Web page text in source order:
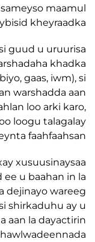
ah, u sameyso
u qaybisid
ayaa si guud u
ee warshadaha
biyo, gaas,
si sahlan loo
leh oo loogu
maareynta
waxay
ee u
la dejinayo
si
hor inta aan la